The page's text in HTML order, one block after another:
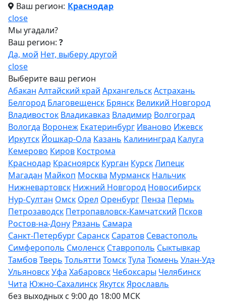
Ваш регион: Краснодар
close
Мы угадали?
Ваш регион: ?
Да, мой Нет, выберу другой
close
Выберите ваш регион
Абакан Алтайский край АрхангельскАстрахань
Белгород Благовещенск Брянск Великий Новгород
Владивосток Владикавказ Владимир Волгоград
Вологда Воронеж Екатеринбург Иваново Ижевск
Иркутск Йошкар-Ола Казань Калининград Калуга
Кемерово Киров Кострома
Краснодар Красноярск Курган КурскЛипецк
Магадан Майкоп Москва Мурманск Нальчик
Нижневартовск Нижний Новгород Новосибирск
Нур-Султан Омск Орел Оренбург Пенза Пермь
Петрозаводск Петропавловск-Камчатский Псков
Ростов-на-Дону Рязань Самара
Санкт-Петербург Саранск Саратов Севастополь
Симферополь Смоленск Ставрополь Сыктывкар
ТамбовТверь Тольятти ТомскТула Тюмень Улан-Удэ
УльяновскУфа Хабаровск Чебоксары Челябинск
Чита Южно-СахалинскЯкутскЯрославль
без выходных с 9:00 до 18:00 МСК